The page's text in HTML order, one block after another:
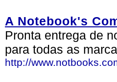
A Notebook's
Pronta entrega de
para todas as
http://